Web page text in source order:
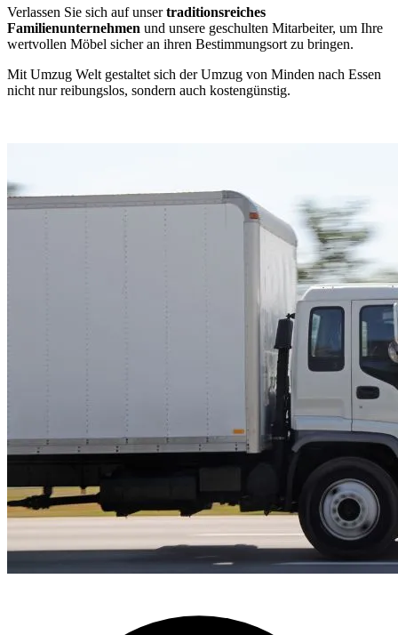
Verlassen Sie sich auf unsertraditionsreiches
Familienunternehmen und unsere geschulten Mitarbeiter, um Ihre
wertvollen Möbel sicher an ihren Bestimmungsort zu bringen.
Mit Umzug Welt gestaltet sich der Umzug von Minden nach Essen
nicht nur reibungslos, sondern auch kostengünstig.